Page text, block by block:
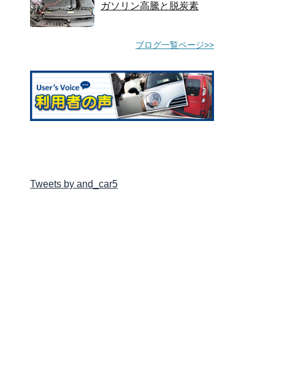
ガソリン高騰と脱炭素
ブログ一覧ページ>>
Tweets by and_car5